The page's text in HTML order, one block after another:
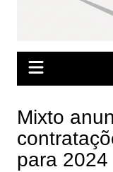
Mixto
para 2024